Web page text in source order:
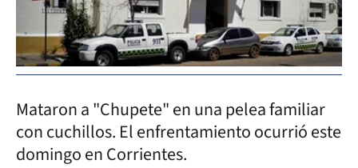
Mataron a "Chupete" en una pelea familiar
con cuchillos. El enfrentamiento ocurrió este
domingo en Corrientes.